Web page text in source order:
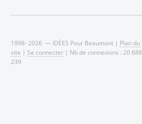
1998- 2026 — IDÉES Pour Beaumont | Plan du
site | Se connecter | Nb de connexions : 20 688
239